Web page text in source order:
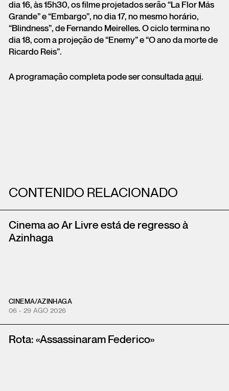
dia 16, às 15h30, os filme projetados serão “La Flor Más
Grande” e “Embargo”, no dia 17, no mesmo horário,
“Blindness”, de Fernando Meirelles. O ciclo termina no
dia 18, com a projeção de “Enemy” e “O ano da morte de
Ricardo Reis”.
A programação completa pode ser consultadaaqui.
CONTENIDO RELACIONADO
Cinema ao Ar Livre está de regresso à
Azinhaga
CINEMA/AZINHAGA
06 - 29 AGO 2026
Rota: «Assassinaram Federico»